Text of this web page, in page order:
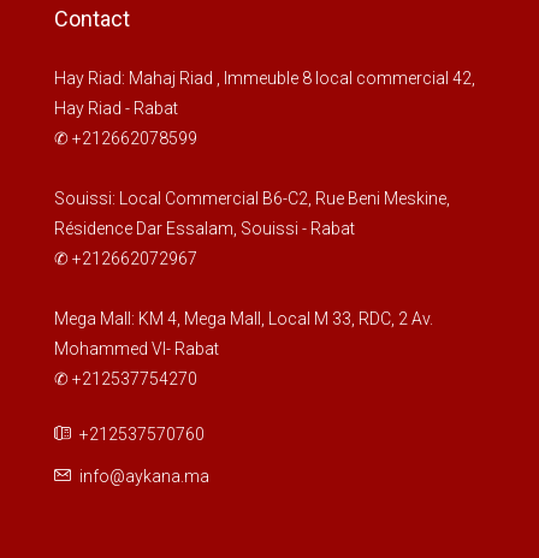
Contact
Hay Riad: Mahaj Riad , Immeuble 8 local commercial 42,
Hay Riad - Rabat
✆ +212662078599
Souissi: Local Commercial B6-C2, Rue Beni Meskine,
Résidence Dar Essalam, Souissi - Rabat
✆ +212662072967
Mega Mall: KM 4, Mega Mall, Local M 33, RDC, 2 Av.
Mohammed VI- Rabat
✆ +212537754270
+212537570760
info@aykana.ma